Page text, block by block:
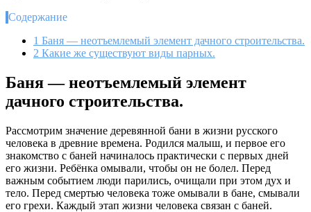
Содержание
1 Баня — неотъемлемый элемент дачного строительства.
2 Какие же существуют виды парных.
Баня — неотъемлемый элемент
дачного строительства.
Рассмотрим значение деревянной бани в жизни русского
человека в древние времена. Родился малыш, и первое его
знакомство с баней начиналось практически с первых дней
его жизни. Ребёнка омывали, чтобы он не болел. Перед
важным событием люди парились, очищали при этом дух и
тело. Перед смертью человека тоже омывали в бане, смывали
его грехи. Каждый этап жизни человека связан с баней.